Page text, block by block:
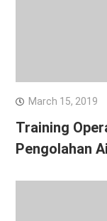
March 15, 2019
Training
Pengolahan